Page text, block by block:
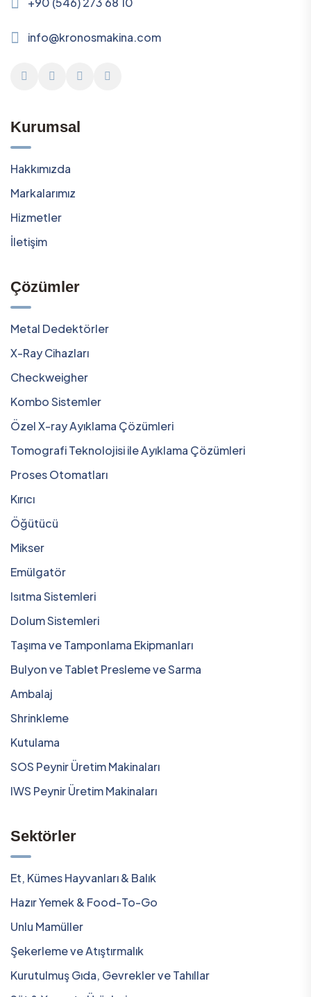
info@kronosmakina.com
Kurumsal
Hakkımızda
Markalarımız
Hizmetler
İletişim
Çözümler
Metal Dedektörler
X-Ray Cihazları
Checkweigher
Kombo Sistemler
Özel X-ray Ayıklama Çözümleri
Tomografi Teknolojisi ile Ayıklama Çözümleri
Proses Otomatları
Kırıcı
Öğütücü
Mikser
Emülgatör
Isıtma Sistemleri
Dolum Sistemleri
Taşıma ve Tamponlama Ekipmanları
Bulyon ve Tablet Presleme ve Sarma
Ambalaj
Shrinkleme
Kutulama
SOS Peynir Üretim Makinaları
IWS Peynir Üretim Makinaları
Sektörler
Et, Kümes Hayvanları & Balık
Hazır Yemek & Food-To-Go
Unlu Mamüller
Şekerleme ve Atıştırmalık
Kurutulmuş Gıda, Gevrekler ve Tahıllar